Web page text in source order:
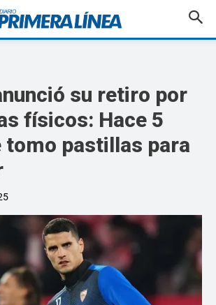
su retiro por
físicos: Hace 5
tomo pastillas para